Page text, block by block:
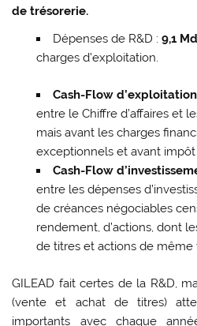
de trésorerie.
Dépenses de R&D : 9,1
charges d’exploitation.
Cash-Flow
entre le Chiffre d’affaires et
mais avant les charges
exceptionnels et avant impôt
Cash-Flow
entre les dépenses
de créances négociables
rendement, d’actions, dont
de titres et actions de même
GILEAD fait certes de la R&D,
(vente et achat de titres)
importants avec chaque